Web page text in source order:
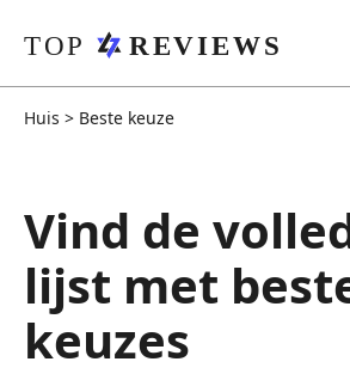
Huis > Beste keuze
Vind de
lijst met
keuzes